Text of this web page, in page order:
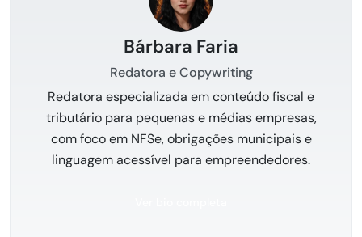
Bárbara Faria
Redatora e Copywriting
Redatora especializada em conteúdo fiscal e
tributário para pequenas e médias empresas,
com foco em NFSe, obrigações municipais e
linguagem acessível para empreendedores.